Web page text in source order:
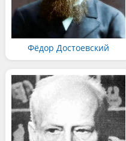
Фёдор Достоевский